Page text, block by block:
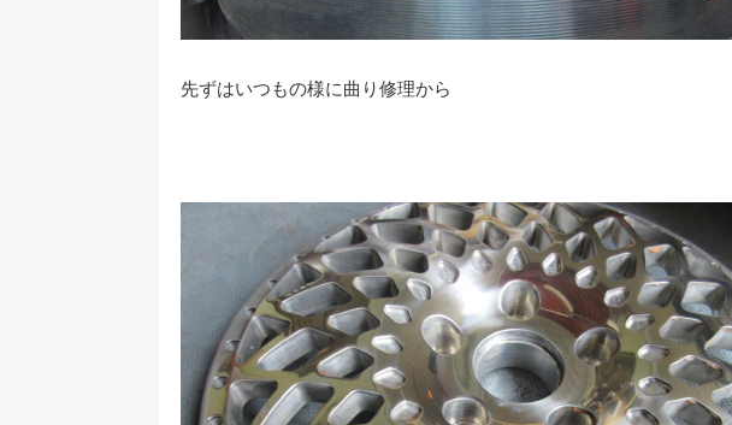
先ずはいつもの様に曲り修理から